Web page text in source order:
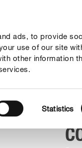
ads, to provide
use of our site
other information
Statistics
Service